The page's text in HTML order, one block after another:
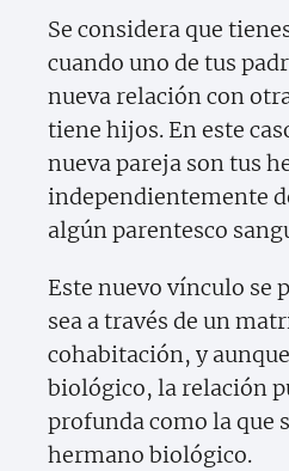
Se considera que
cuando uno de tus
nueva relación con
tiene hijos. En este
nueva pareja son tus
independientemente
algún parentesco
Este nuevo vínculo se
sea a través de un
cohabitación, y
biológico, la relación
profunda como la que
hermano biológico.